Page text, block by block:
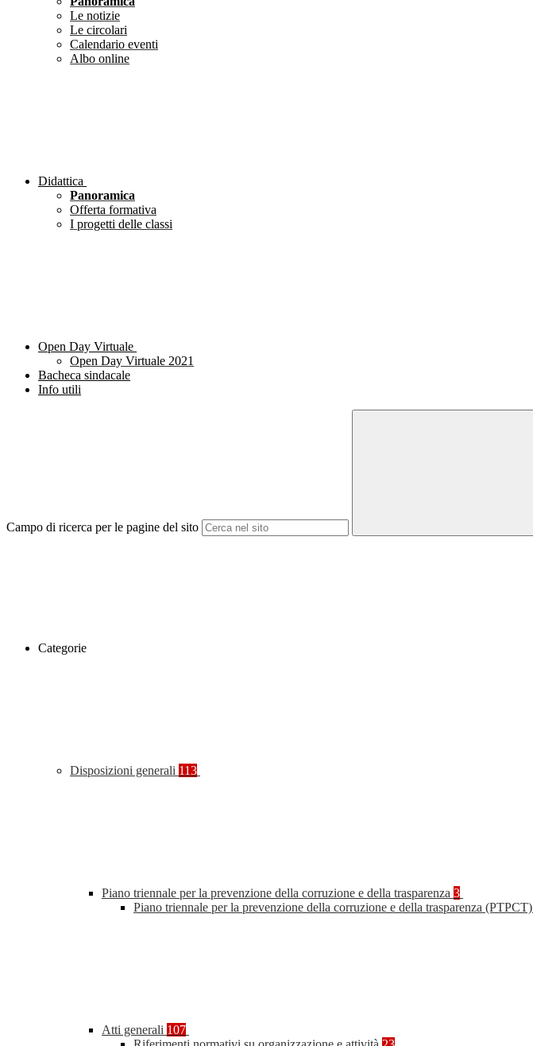
Le notizie
Le circolari
Calendario eventi
Albo online
Didattica
Panoramica
Offerta formativa
I progetti delle classi
Open Day Virtuale
Open Day Virtuale 2021
Bacheca sindacale
Info utili
Campo di ricerca per le pagine del sito
Categorie
Disposizioni generali 113
Piano triennale per la prevenzione della corruzione e della trasparenza 3
Piano triennale per la prevenzione della corruzione e della trasparenza (PTPCT)
Atti generali 107